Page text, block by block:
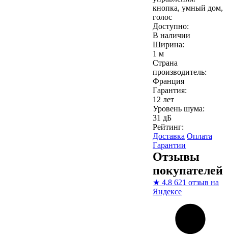
кнопка, умный дом,
голос
Доступно:
В наличии
Ширина:
1 м
Страна
производитель:
Франция
Гарантия:
12 лет
Уровень шума:
31 дБ
Рейтинг:
Доставка Оплата
Гарантии
Отзывы
покупателей
★ 4,8 621 отзыв на
Яндексе